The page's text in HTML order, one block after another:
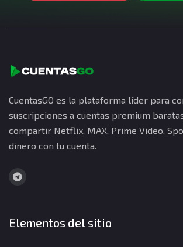
CuentasGO es la plataforma líder para
suscripciones a cuentas premium
compartir Netflix, MAX, Prime Video,
dinero con tu cuenta.
Elementos del sitio